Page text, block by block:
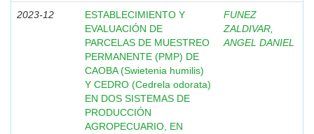
2023-12
ESTABLECIMIENTO Y
EVALUACIÓN DE
PARCELAS DE MUESTREO
PERMANENTE (PMP) DE
CAOBA (Swietenia humilis)
Y CEDRO (Cedrela odorata)
EN DOS SISTEMAS DE
PRODUCCIÓN
AGROPECUARIO, EN
FUNEZ
ZALDIVAR,
ANGEL DANIEL